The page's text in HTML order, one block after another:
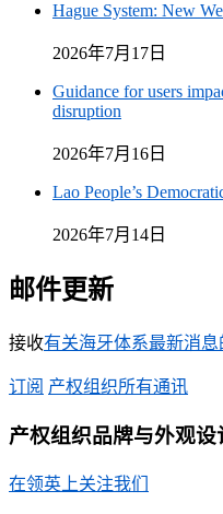
Hague System: New
2026年7月17日
Guidance for users
disruption
2026年7月16日
Lao People’s
2026年7月14日
邮件更新
接收有关海牙体系最新消
订阅 产权组织所有通讯
产权组织品牌与外观设
在领英上关注我们